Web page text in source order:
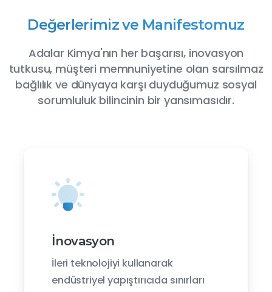
Değerlerimizve Manifestomuz
Adalar Kimya'nın her başarısı, inovasyon
tutkusu, müşteri memnuniyetine olan sarsılmaz
bağlılık ve dünyaya karşı duyduğumuz sosyal
sorumluluk bilincinin bir yansımasıdır.
İnovasyon
İleri teknolojiyi kullanarak
endüstriyel yapıştırıcıda sınırları